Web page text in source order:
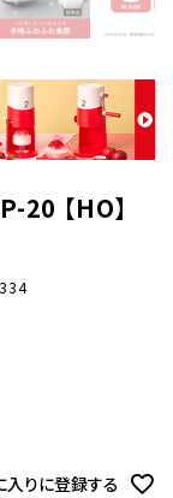
20 【HO】
入りに登録する